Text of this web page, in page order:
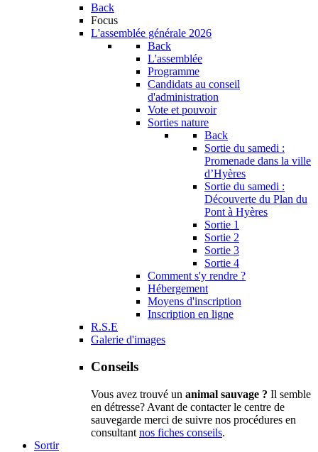
Back
Focus
L'assemblée générale 2026
Back
L'assemblée
Programme
Candidats au conseil
d'administration
Vote et pouvoir
Sorties nature
Back
Sortie du samedi :
Promenade dans la ville
d’Hyères
Sortie du samedi :
Découverte du Plan du
Pont à Hyères
Sortie 1
Sortie 2
Sortie 3
Sortie 4
Comment s'y rendre ?
Hébergement
Moyens d'inscription
Inscription en ligne
R.S.E
Galerie d'images
Conseils
Vous avez trouvé un animal sauvage ? Il semble
en détresse? Avant de contacter le centre de
sauvegarde merci de suivre nos procédures en
consultant nos fiches conseils.
Sortir